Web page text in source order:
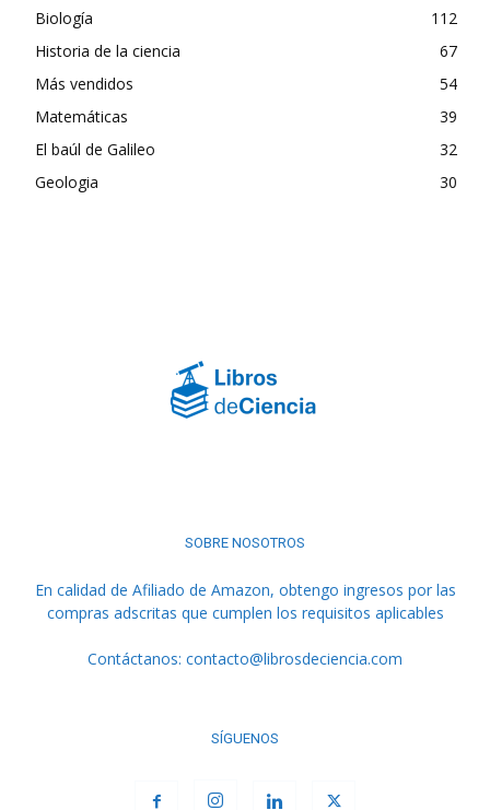
Biología
112
Historia de la ciencia
67
Más vendidos
54
Matemáticas
39
El baúl de Galileo
32
Geologia
30
SOBRE NOSOTROS
En calidad de Afiliado de Amazon, obtengo ingresos por las
compras adscritas que cumplen los requisitos aplicables
Contáctanos: contacto@librosdeciencia.com
SÍGUENOS